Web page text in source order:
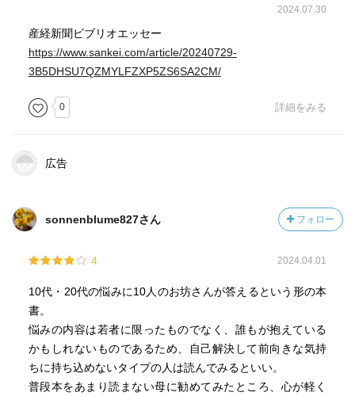
2024.07.30
産経新聞ビブリオエッセー
https://www.sankei.com/article/20240729-
3B5DHSU7QZMYLFZXP5ZS6SA2CM/
0 詳細をみる
広告
sonnenblume827さん フォロー
4 2024.04.01
10代・20代の悩みに10人のお坊さんが答えるという形の本
書。
悩みの内容は若者に限ったものでなく、誰もが抱えている
かもしれないものであるため、自己解決して前向きな気持
ちに持ち込めないタイプの人は読んでみるといい。
普段本をあまり読まない母に勧めてみたところ、心が軽く